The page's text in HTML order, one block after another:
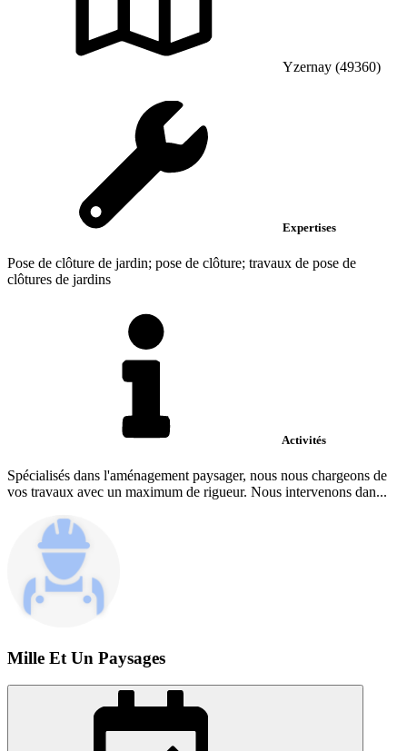
Yzernay (49360)
Expertises
Pose de clôture de jardin; pose de clôture; travaux de pose de
clôtures de jardins
Activités
Spécialisés dans l'aménagement paysager, nous nous chargeons de
vos travaux avec un maximum de rigueur. Nous intervenons dan...
Mille Et Un Paysages